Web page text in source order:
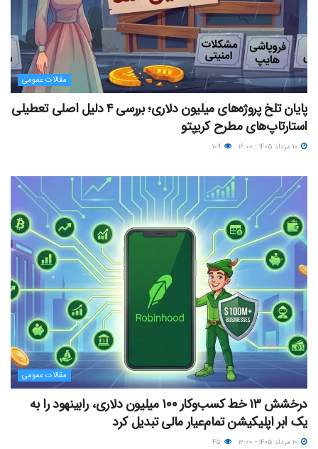
مقالات عمومی
پایان تلخ پروژه‌های میلیون دلاری؛ بررسی ۴ دلیل اصلی تعطیلی
استارتاپ‌های مطرح کریپتو
مقالات عمومی
درخشش ۱۳ خط کسب‌وکار ۱۰۰ میلیون دلاری، رابینهود را به
یک ابر اپلیکیشن تمام‌عیار مالی تبدیل کرد